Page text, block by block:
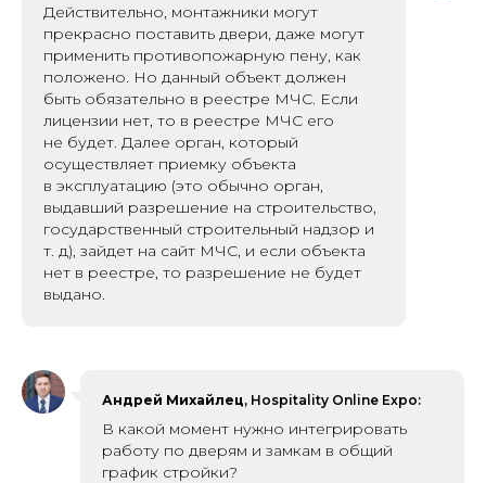
Действительно, монтажники могут
прекрасно поставить двери, даже могут
применить против опожарную пену, как
положено. Но данный объект должен
быть обязательно в реестре МЧС. Если
лицензии нет, то в реестре МЧС его
не будет. Далее орган, который
осуществляет приемку объекта
в эксплуатацию (это обычно орган,
выдавший разрешение на строительство,
государственный строительный надзор и
т. д), зайдет на сайт МЧС, и если объекта
нет в реестре, то разрешение не будет
выдано.
Андрей Михайлец, Hospitality Online Expo:
В какой момент нужно интегрировать
работу по дверям и замкам в общий
график стройки?